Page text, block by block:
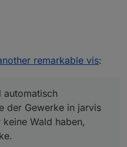
remarkable vis:
automatisch
der Gewerke in jarvis
Wald haben,